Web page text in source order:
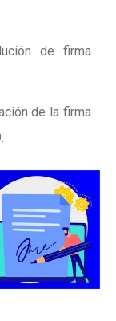
de firma
de la firma